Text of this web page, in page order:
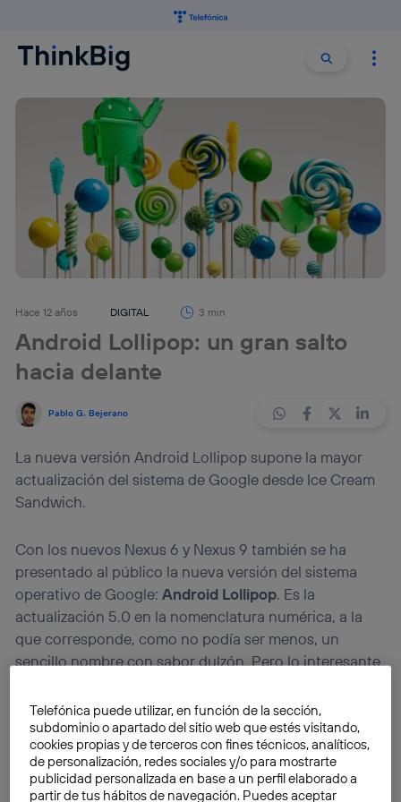
Buscar
Hace 12 años DIGITAL 3 min
Android Lollipop: un gran salto
hacia delante
Pablo G. Bejerano
La nueva versión Android Lollipop supone la mayor
actualización del sistema de Google desde Ice Cream
Sandwich.
Con los nuevos Nexus 6 y Nexus 9 también se ha
presentado al público la nueva versión del sistema
operativo de Google:Android Lollipop. Es la
actualización 5.0 en la nomenclatura numérica, a la
que corresponde, como no podía ser menos, un
sencillo nombre con sabor dulzón. Pero lo interesante
nuevo caramelo, que en las próximas semanas estará
disponible para los smartphones Nexus 4 y 5, así como
para las tabletas Nexus 7 y 10.
En capítulo de aplicaciones, los desarrolladores
Telefónica puede utilizar, en función de la sección,
subdominio o apartado del sitio web que estés visitando,
cookies propias y de terceros con fines técnicos, analíticos,
de personalización, redes sociales y/o para mostrarte
publicidad personalizada en base a un perfil elaborado a
partir de tus hábitos de navegación. Puedes aceptar